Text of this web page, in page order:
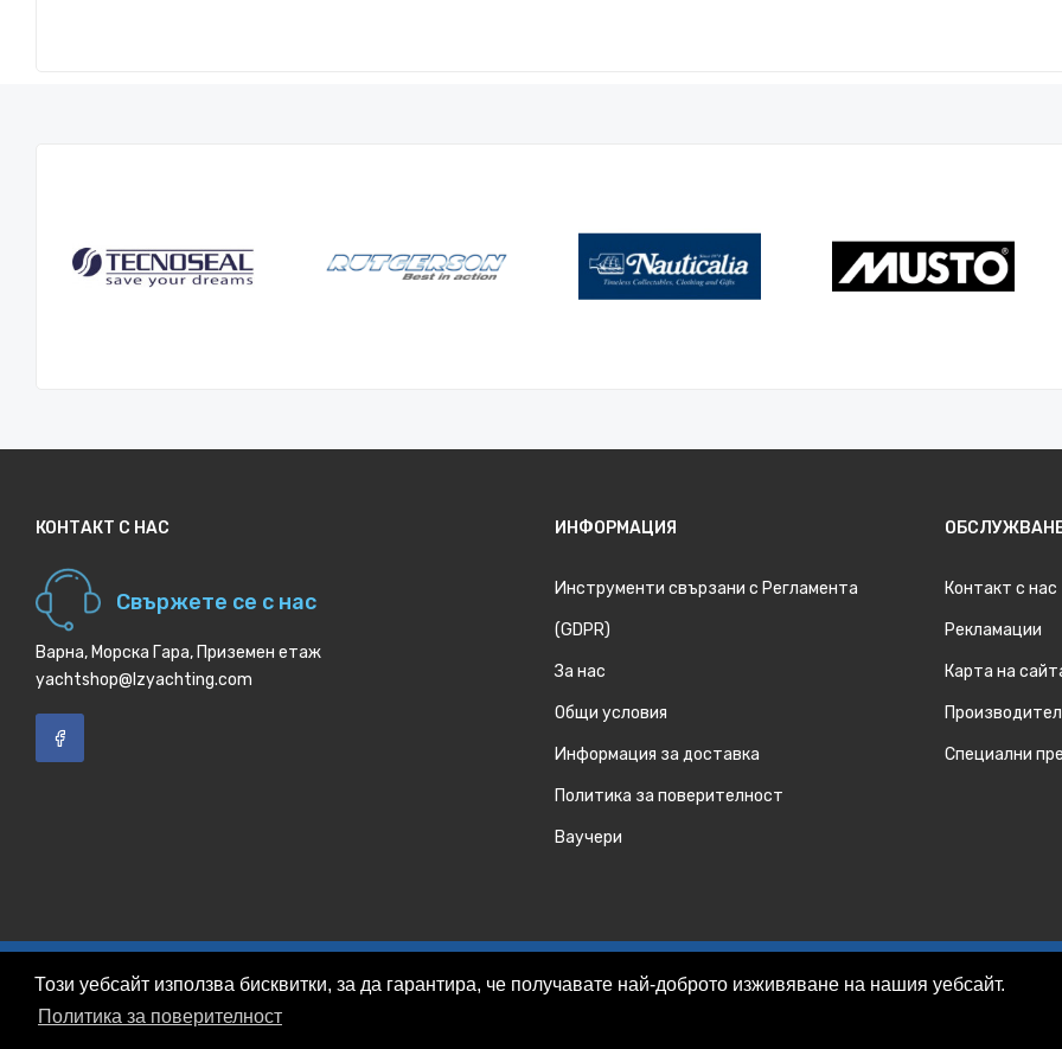
Този уебсайт използва бисквитки, за да гарантира, че получавате най-доброто изживяване на нашия уебсайт.
Политика за поверителност
КОНТАКТ С НАС
Свържете се с нас
Варна, Морска Гара, Приземен етаж
yachtshop@lzyachting.com
ИНФОРМАЦИЯ
Инструменти свързани с Регламента
(GDPR)
За нас
Общи условия
Информация за доставка
Политика за поверителност
Ваучери
Контакт с нас
Рекламации
Карта на
Специални